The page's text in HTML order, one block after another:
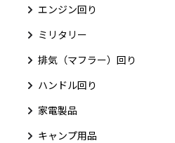
エンジン回り
ミリタリー
排気（マフラー）回り
ハンドル回り
家電製品
キャンプ用品